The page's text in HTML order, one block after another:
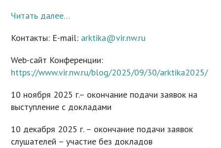
Читать далее…
Контакты: Е-mail: arktika@vir.nw.ru
Web-сайт Конференции:
https://www.vir.nw.ru/blog/2025/09/30/arktika2025/
10 ноября 2025 г.– окончание подачи заявок на
выступление с докладами
10 декабря 2025 г. – окончание подачи заявок
слушателей – участие без докладов